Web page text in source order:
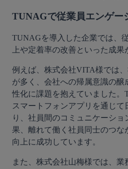
TUNAGで従業員エンゲー
TUNAGを導入した企業では、
上や定着率の改善といった成果
例えば、株式会社VITA様では
が多く、会社への帰属意識の
性化に課題を抱えていました
スマートフォンアプリを通じ
り、社員間のコミュニケーシ
果、離れて働く社員同士のつ
向上に成功しています。
また、株式会社山梅様では、